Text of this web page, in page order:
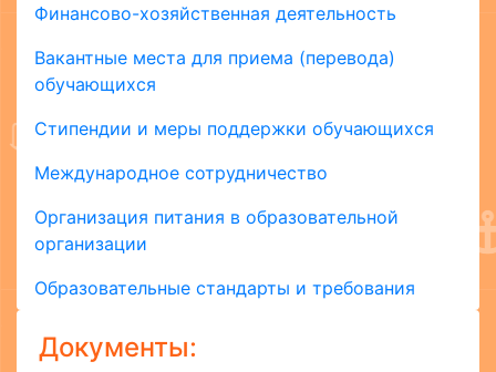
Финансово-хозяйственная деятельность
Вакантные места для приема (перевода)
обучающихся
Стипендии и меры поддержки обучающихся
Международное сотрудничество
Организация питания в образовательной
организации
Образовательные стандарты и требования
Документы: